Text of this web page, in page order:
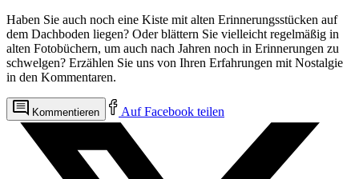
Haben Sie auch noch eine Kiste mit alten Erinnerungsstücken auf
dem Dachboden liegen? Oder blättern Sie vielleicht regelmäßig in
alten Fotobüchern, um auch nach Jahren noch in Erinnerungen zu
schwelgen? Erzählen Sie uns von Ihren Erfahrungen mit Nostalgie
in den Kommentaren.
Kommentieren Auf Facebook teilen